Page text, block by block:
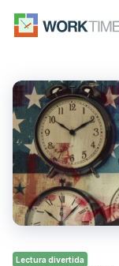
Lectura divertida